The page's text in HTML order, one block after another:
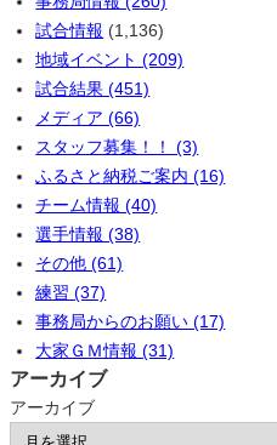
試合情報 (1,136)
地域イベント (209)
試合結果 (451)
メディア (66)
スタッフ募集！！ (3)
ふるさと納税ご案内 (16)
チーム情報 (40)
選手情報 (38)
その他 (61)
練習 (37)
事務局からのお願い (17)
大家ＧＭ情報 (31)
アーカイブ
アーカイブ